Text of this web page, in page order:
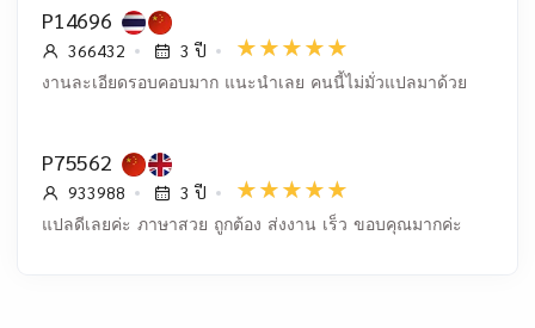
P14696
366432 3 ปี
งานละเอียดรอบคอบมาก แนะนำเลย คนนี้ไม่มั่วแปลมาด้วย
P75562
933988 3 ปี
แปลดีเลยค่ะ ภาษาสวย ถูกต้อง ส่งงาน เร็ว ขอบคุณมากค่ะ